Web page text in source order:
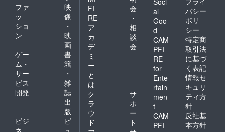
ファ
ッ
ショ
ン
映
像
・
映
画
ゲー
ム・
サー
ビス
開発
書
籍
・
雑
誌
出
版
ビジ
ビ
FI
RE
ア
カ
デ
ミ
ー
と
は
会
・
相
談
会
ク
ラ
ウ
ド
サ
ポ
ー
ト
al
Goo
d
CAM
PFI
RE
for
Ente
rtain
men
t
CAM
PFI
バシー
ポリ
シー
特定商
取引法
に基づ
く表記
情報セ
キュリ
ティ方
針
反社基
本方針